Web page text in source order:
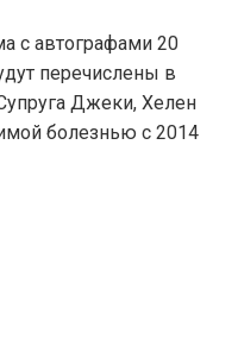
с автографами 20
перечислены в
Джеки, Хелен
болезнью с 2014